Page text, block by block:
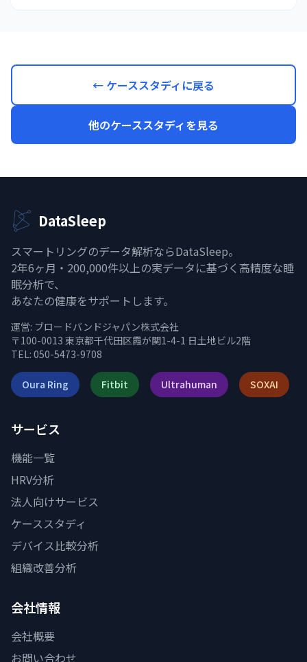
← ケーススタディに戻る
他のケーススタディを見る
DataSleep
スマートリングのデータ解析ならDataSleep。
2年6ヶ月・200,000件以上の実データに基づく高精度な睡
眠分析で、
あなたの健康をサポートします。
運営: ブロードバンドジャパン株式会社
〒100-0013 東京都千代田区霞が関1-4-1 日土地ビル2階
TEL: 050-5473-9708
Oura Ring Fitbit Ultrahuman SOXAI
サービス
機能一覧
HRV分析
法人向けサービス
ケーススタディ
デバイス比較分析
組織改善分析
会社情報
会社概要
お問い合わせ